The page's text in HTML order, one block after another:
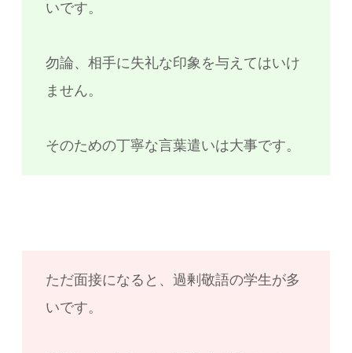
いです。
勿論、相手に失礼な印象を与えてはいけ
ません。
そのための丁寧な言葉遣いは大事です。
ただ面接になると、過剰敬語の学生が多
いです。